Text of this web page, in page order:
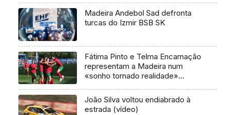
Madeira Andebol Sad defronta
turcas do Izmir BSB SK
Fátima Pinto e Telma Encarnação
representam a Madeira num
«sonho tornado realidade»
João Silva voltou endiabrado à
estrada (vídeo)